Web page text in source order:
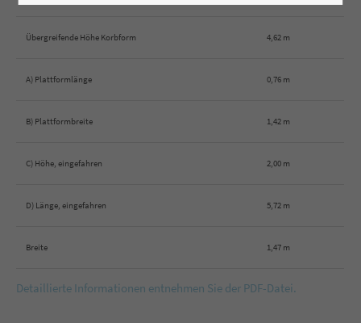
Übergreifende Höhe Korbform 4,62 m
A) Plattformlänge 0,76 m
B) Plattformbreite 1,42 m
C) Höhe, eingefahren 2,00 m
D) Länge, eingefahren 5,72 m
Breite 1,47 m
Detaillierte Informationen entnehmen Sie der PDF-Datei.